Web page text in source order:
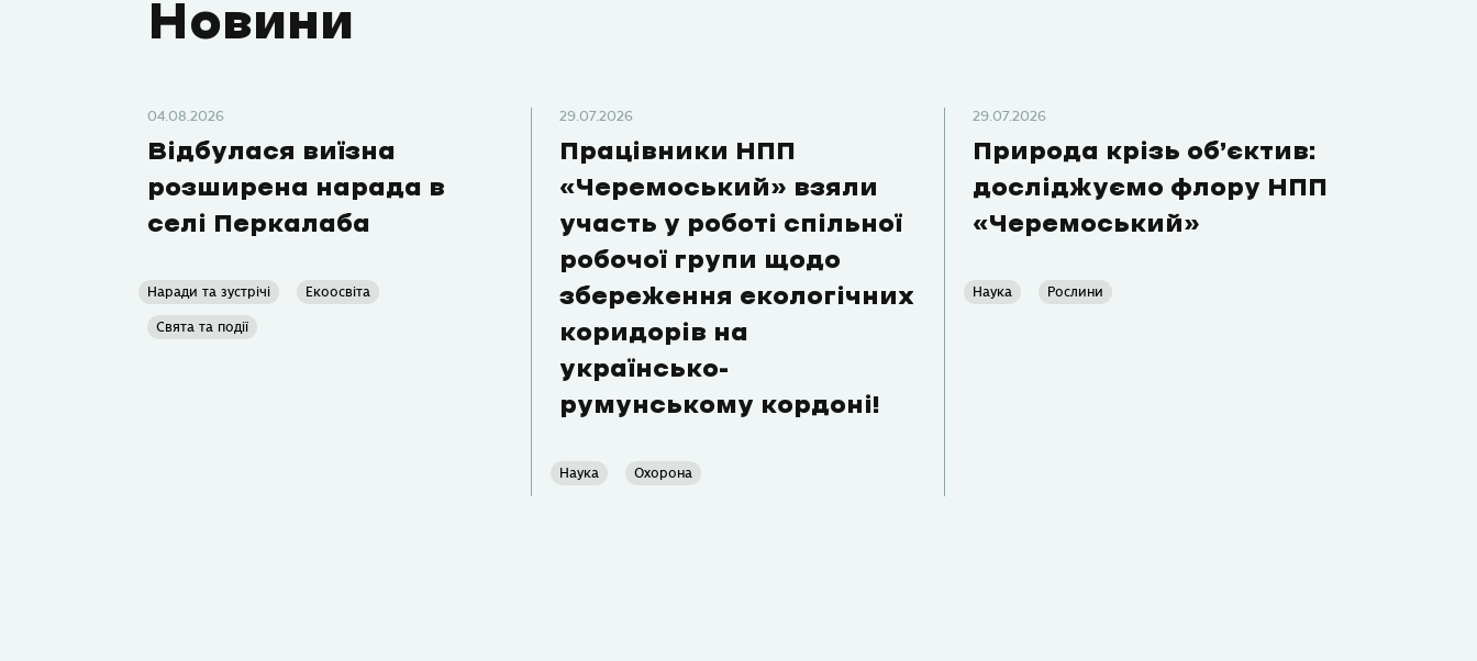
Новини
04.08.2026
Відбулася виїзна
розширена нарада в
селі Перкалаба
Наради та зустрічі Екоосвіта
Свята та події
29.07.2026
Працівники НПП
«Черемоський» взяли
участь у роботі спільної
робочої групи щодо
збереження екологічних
коридорів на
українсько-
румунському кордоні!
Наука Охорона
29.07.2026
Природа крізь об’єктив:
досліджуємо флору НПП
«Черемоський»
Наука Рослини